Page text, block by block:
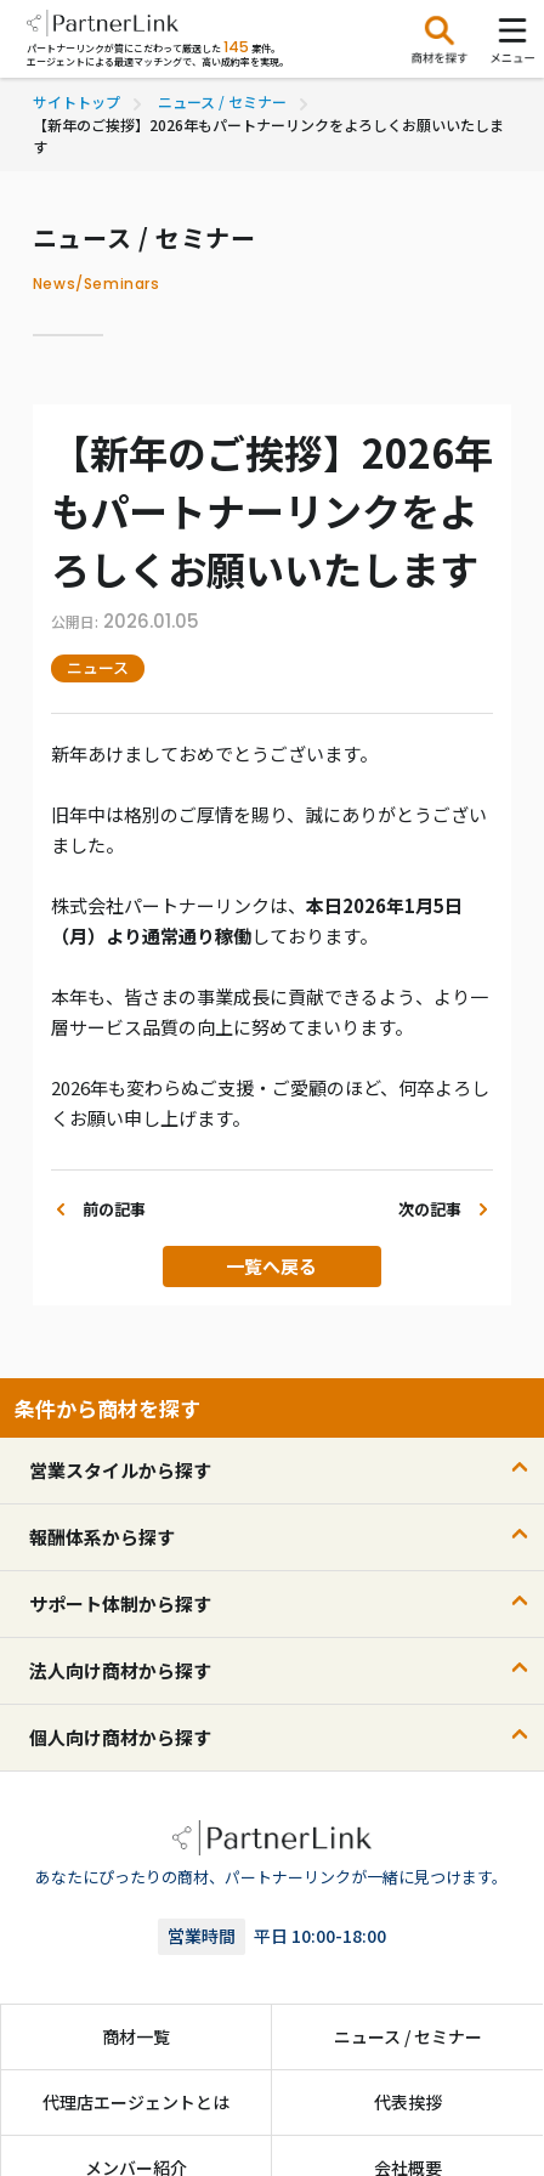
パートナーリンクが質にこだわって厳選した 145 案件。
エージェントによる最適マッチングで、高い成約率を実現。
サイトトップ
ニュース / セミナー
【新年のご挨拶】2026年もパートナーリンクをよろしくお願いいたしま
す
ニュース / セミナー
News/Seminars
【新年のご挨拶】2026年
もパートナーリンクをよ
ろしくお願いいたします
公開日: 2026.01.05
ニュース
新年あけましておめでとうございます。
旧年中は格別のご厚情を賜り、誠にありがとうござい
ました。
株式会社パートナーリンクは、 本日2026年1月5日
（月）より通常通り稼働しております。
本年も、皆さまの事業成長に貢献できるよう、より一
層サービス品質の向上に努めてまいります。
2026年も変わらぬご支援・ご愛顧のほど、何卒よろし
くお願い申し上げます。
前の記事
一覧へ戻る
次の記事
条件から商材を探す
営業スタイルから探す
報酬体系から探す
サポート体制から探す
法人向け商材から探す
個人向け商材から探す
あなたにぴったりの商材、パートナーリンクが一緒に見つけます。
営業時間 平日 10:00-18:00
商材一覧 ニュース / セミナー
代理店エージェントとは 代表挨拶
メンバー紹介 会社概要